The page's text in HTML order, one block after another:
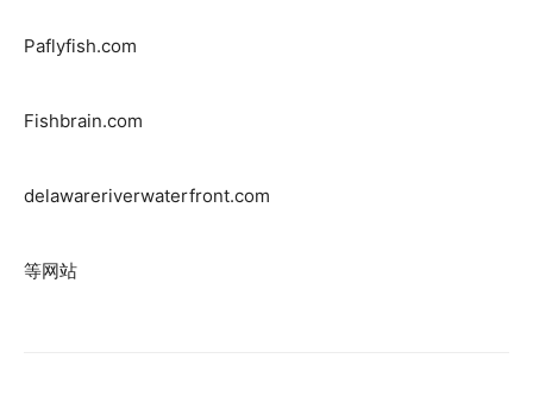
Paflyfish.com
Fishbrain.com
delawareriverwaterfront.com
等网站